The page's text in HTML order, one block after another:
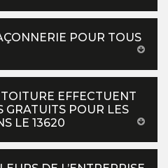
POUR TOUS
EFFECTUENT
GRATUITS POUR LES
LE 13620